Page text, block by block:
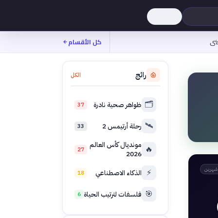
كل الأقسام
رائج الكل
🗂️ ظواهر صحية نادرة 37
🛰️ رحلة أرتيمس 2 33
🔥 مونديال كأس العالم
2026
27
⚡ الذكاء الاصطناعي 18
🎯 فلسفات لترتيب الحياة 6